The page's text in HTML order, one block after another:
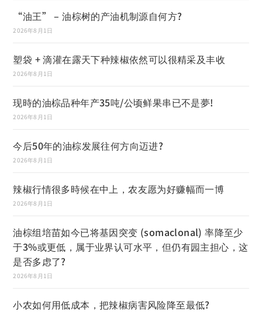
“油王” – 油棕树的产油机制源自何方?
2026年8月1日
塑袋 + 滴灌在露天下种辣椒依然可以很精采及丰收
2026年8月1日
现時的油棕品种年产35吨/公顷鲜果串已不是夢!
2026年8月1日
今后50年的油棕发展往何方向迈进?
2026年8月1日
辣椒行情很多時候在中上，农友愿为好赚幅而一博
2026年8月1日
油棕组培苗如今已将基因突变 (somaclonal) 率降至少
于3%或更低，属于业界认可水平，但仍有园主担心，这
是否多虑了?
2026年8月1日
小农如何用低成本，把辣椒病害风险降至最低?